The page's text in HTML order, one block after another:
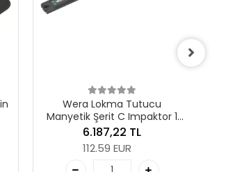
Manyetik Şerit C Emperyal 1
Adet
Stokta Yok (Ön Sipariş